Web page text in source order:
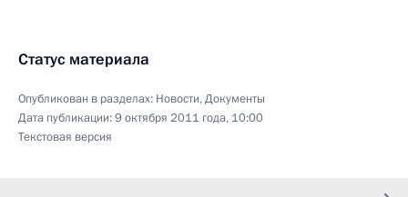
Статус материала
Опубликован в разделах: Новости,Документы
Дата публикации:9 октября 2011 года, 10:00
Текстовая версия